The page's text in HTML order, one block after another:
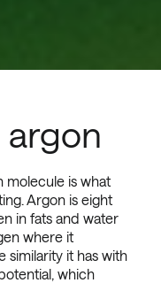
molecule is what
Argon is eight
in fats and water
where it
similarity it has with
which